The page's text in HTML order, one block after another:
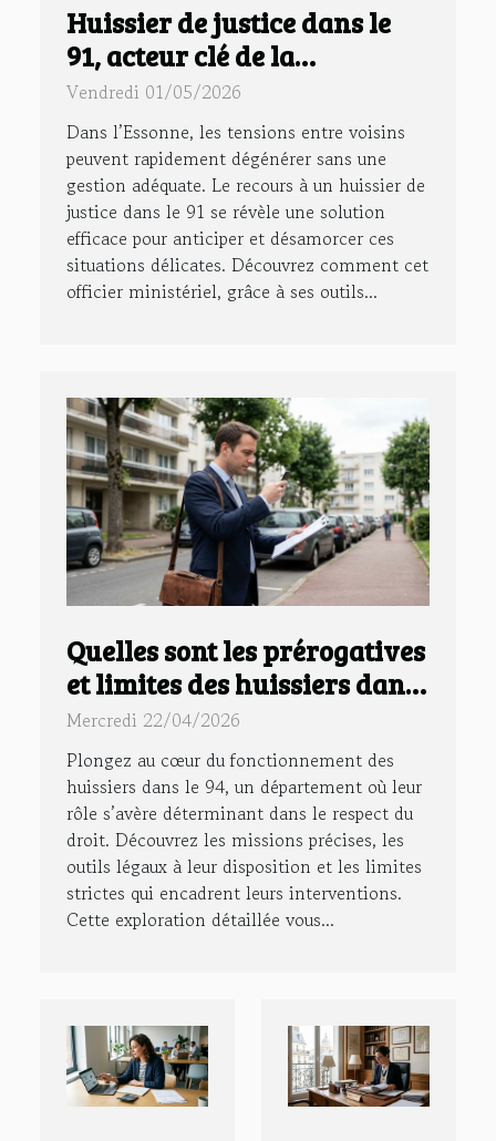
Huissier de justice dans le
91, acteur clé de la
prévention des conflits de
voisinage
Vendredi 01/05/2026
Dans l’Essonne, les tensions entre voisins
peuvent rapidement dégénérer sans une
gestion adéquate. Le recours à un huissier de
justice dans le 91 se révèle une solution
efficace pour anticiper et désamorcer ces
situations délicates. Découvrez comment cet
officier ministériel, grâce à ses outils...
Quelles sont les prérogatives
et limites des huissiers dans
le 94 ?
Mercredi 22/04/2026
Plongez au cœur du fonctionnement des
huissiers dans le 94, un département où leur
rôle s’avère déterminant dans le respect du
droit. Découvrez les missions précises, les
outils légaux à leur disposition et les limites
strictes qui encadrent leurs interventions.
Cette exploration détaillée vous...